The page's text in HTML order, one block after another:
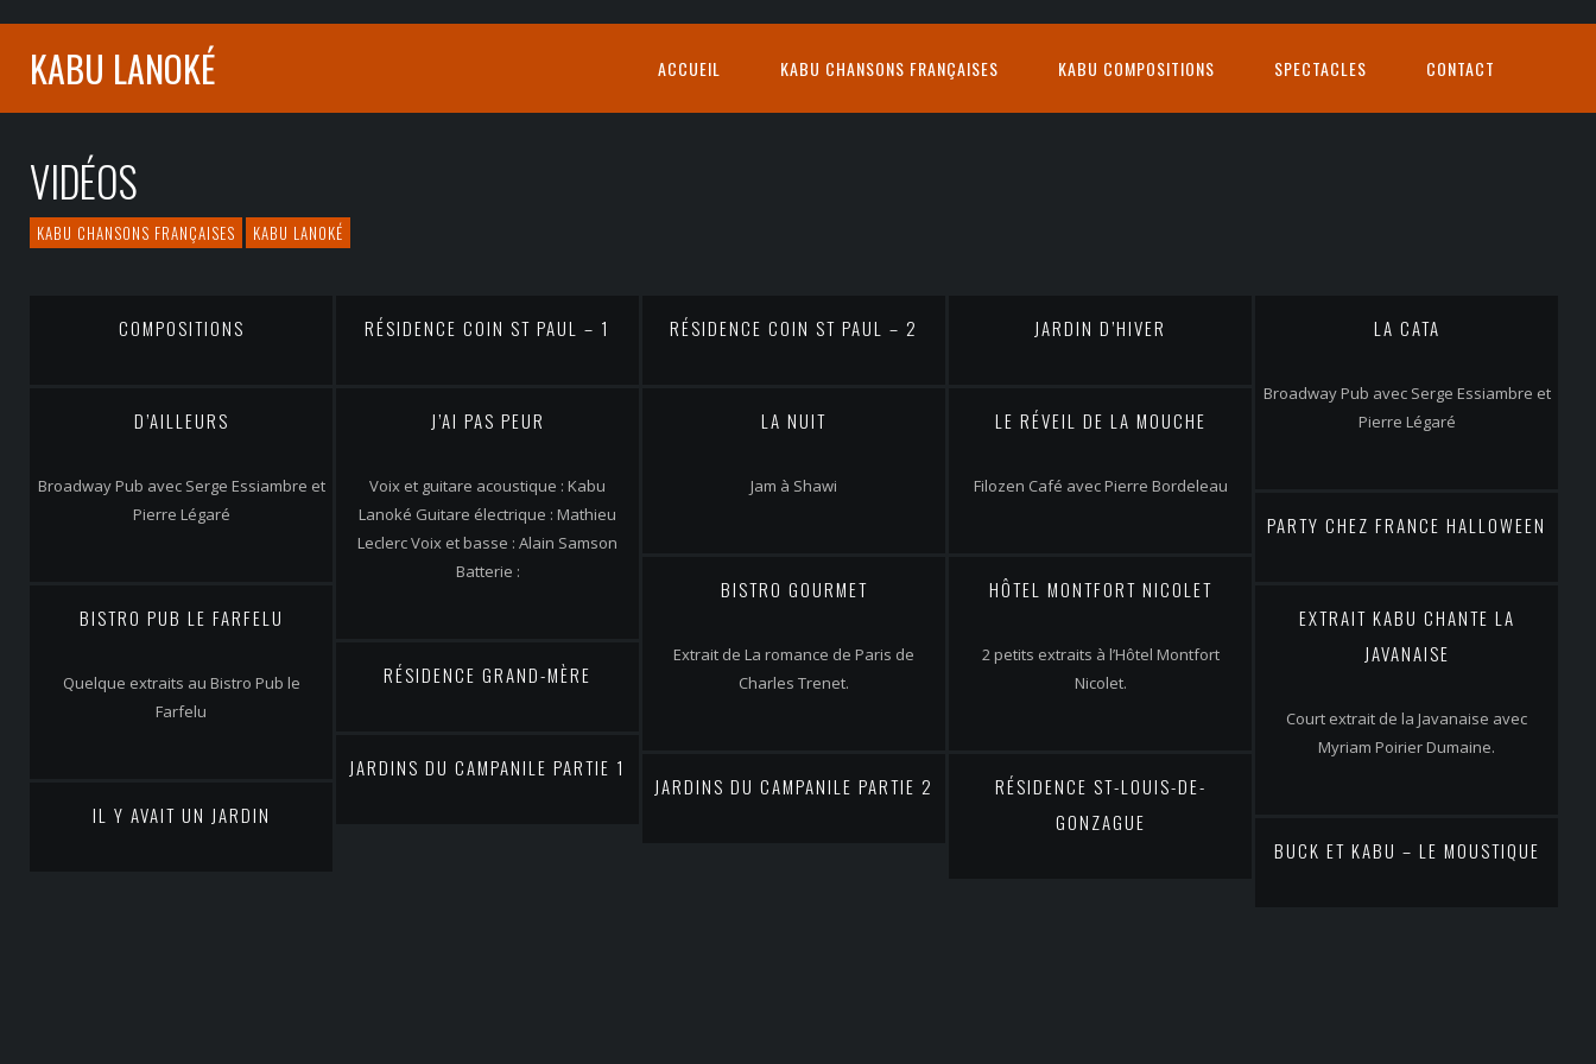
KABU LANOKÉ ACCUEIL KABU CHANSONS FRANÇAISES KABU COMPOSITIONS SPECTACLES CONTACT
VIDÉOS
KABU CHANSONS FRANÇAISES KABU LANOKÉ
COMPOSITIONS RÉSIDENCE COIN ST PAUL – 1 RÉSIDENCE COIN ST PAUL – 2 JARDIN D’HIVER LA CATA
Broadway Pub avec Serge Essiambre et
Pierre Légaré
D’AILLEURS
Broadway Pub avec Serge Essiambre et
Pierre Légaré
J’AI PAS PEUR
Voix et guitare acoustique : Kabu
Lanoké Guitare électrique : Mathieu
Leclerc Voix et basse : Alain Samson
Batterie :
LA NUIT
Jam à Shawi
LE RÉVEIL DE LA MOUCHE
Filozen Café avec Pierre Bordeleau
PARTY CHEZ FRANCE HALLOWEEN
BISTRO GOURMET
Extrait de La romance de Paris de
Charles Trenet.
HÔTEL MONTFORT NICOLET
2 petits extraits à l’Hôtel Montfort
Nicolet.
BISTRO PUB LE FARFELU
Quelque extraits au Bistro Pub le
Farfelu
EXTRAIT KABU CHANTE LA
JAVANAISE
Court extrait de la Javanaise avec
Myriam Poirier Dumaine.
RÉSIDENCE GRAND-MÈRE
JARDINS DU CAMPANILE PARTIE 1
JARDINS DU CAMPANILE PARTIE 2
RÉSIDENCE ST-LOUIS-DE-
GONZAGUE
IL Y AVAIT UN JARDIN
BUCK ET KABU – LE MOUSTIQUE